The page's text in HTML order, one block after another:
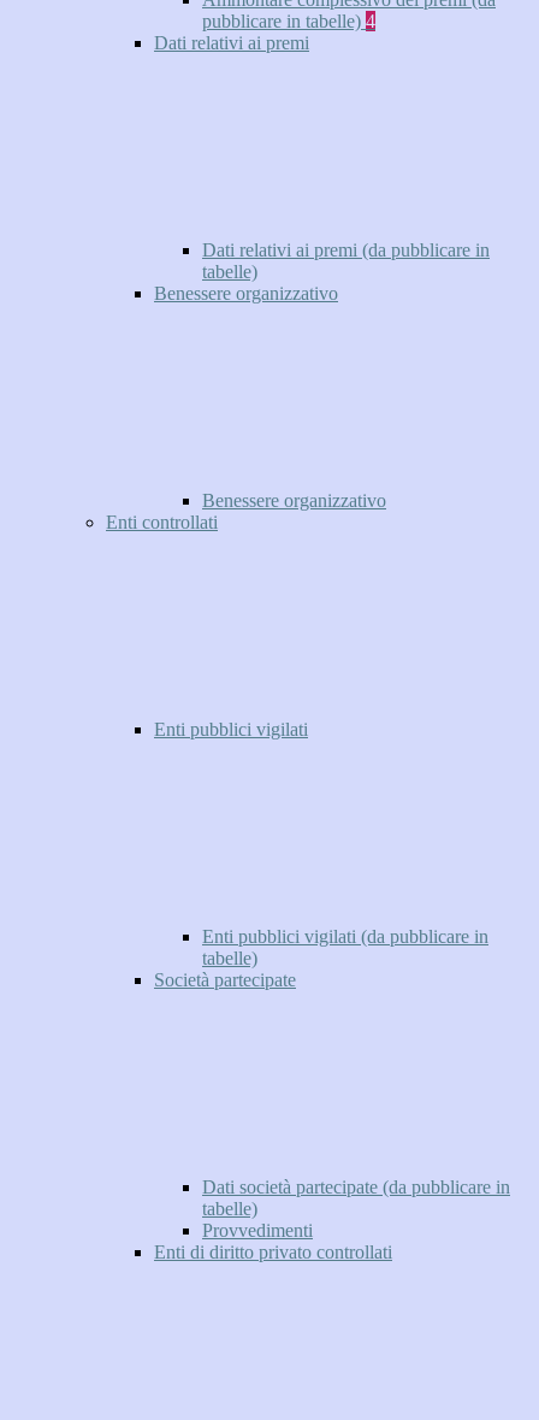
pubblicare in tabelle) 4
Dati relativi ai premi
Dati relativi ai premi (da pubblicare in
tabelle)
Benessere organizzativo
Benessere organizzativo
Enti controllati
Enti pubblici vigilati
Enti pubblici vigilati (da pubblicare in
tabelle)
Società partecipate
Dati società partecipate (da pubblicare in
tabelle)
Provvedimenti
Enti di diritto privato controllati